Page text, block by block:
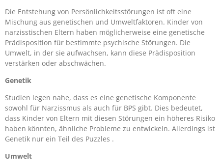
Die Entstehung von Persönlichkeitsstörungen ist oft eine
Mischung aus genetischen und Umweltfaktoren. Kinder von
narzisstischen Eltern haben möglicherweise eine genetische
Prädisposition für bestimmte psychische Störungen. Die
Umwelt, in der sie aufwachsen, kann diese Prädisposition
verstärken oder abschwächen.
Genetik
Studien legen nahe, dass es eine genetische Komponente
sowohl für Narzissmus als auch für BPS gibt. Dies bedeutet,
dass Kinder von Eltern mit diesen Störungen ein höheres Risiko
haben könnten, ähnliche Probleme zu entwickeln. Allerdings ist
Genetik nur ein Teil des Puzzles .
Umwelt